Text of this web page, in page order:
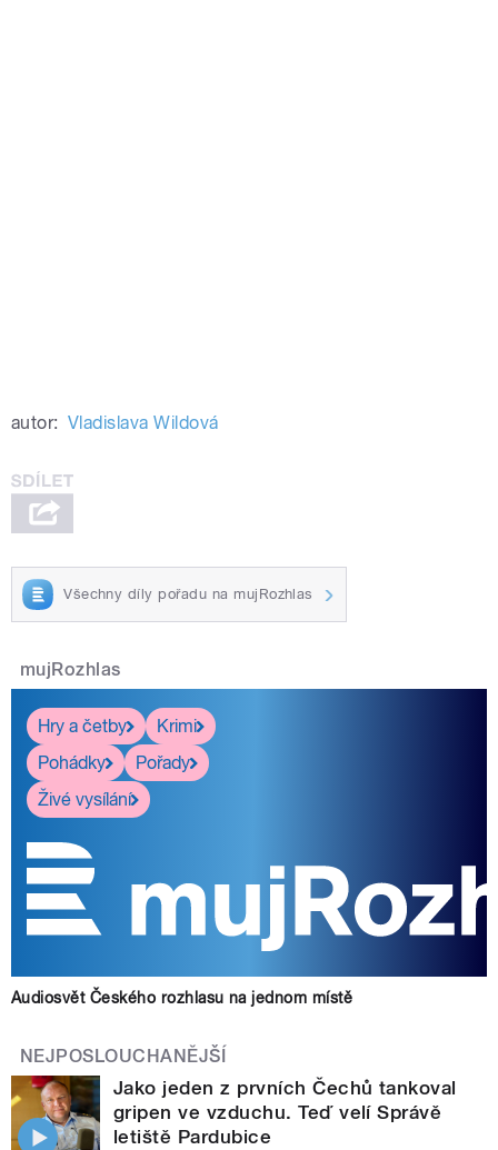
autor: Vladislava Wildová
Všechny díly pořadu na mujRozhlas
mujRozhlas
Hry a četby
Krimi
Pohádky
Pořady
Živé vysílání
Audiosvět Českého rozhlasu na jednom místě
NEJPOSLOUCHANĚJŠÍ
Jako jeden z prvních Čechů tankoval
gripen ve vzduchu. Teď velí Správě
letiště Pardubice